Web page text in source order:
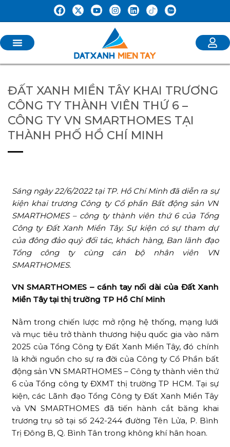
ĐẤT XANH MIỀN TÂY KHAI TRƯƠNG
CÔNG TY THÀNH VIÊN THỨ 6 –
CÔNG TY VN SMARTHOMES TẠI
THÀNH PHỐ HỒ CHÍ MINH
Sáng ngày 22/6/2022 tại TP. Hồ Chí Minh đã diễn ra sự
kiện khai trương Công ty Cổ phần Bất động sản VN
SMARTHOMES – công ty thành viên thứ 6 của Tổng
Công ty Đất Xanh Miền Tây. Sự kiện có sự tham dự
của đông đảo quý đối tác, khách hàng, Ban lãnh đạo
Tổng công ty cùng cán bộ nhân viên VN
SMARTHOMES.
VN SMARTHOMES – cánh tay nối dài của Đất Xanh
Miền Tây tại thị trường TP Hồ Chí Minh
Nằm trong chiến lược mở rộng hệ thống, mạng lưới
và mục tiêu trở thành thương hiệu quốc gia vào năm
2025 của Tổng Công ty Đất Xanh Miền Tây, đó chính
là khởi nguồn cho sự ra đời của Công ty Cổ Phần bất
động sản VN SMARTHOMES – Công ty thành viên thứ
6 của Tổng công ty ĐXMT thị trường TP HCM. Tại sự
kiện, các Lãnh đạo Tổng Công ty Đất Xanh Miền Tây
và VN SMARTHOMES đã tiến hành cắt băng khai
trương trụ sở tại số 242-244 đường Tên Lửa, P. Bình
Trị Đông B, Q. Bình Tân trong không khí hân hoan.